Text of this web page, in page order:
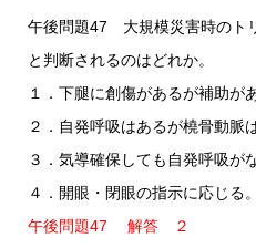
午後問題47 大規模災害時のト
と判断されるのはどれか。
１．下腿に創傷があるが補助が
２．自発呼吸はあるが橈骨動脈
３．気導確保しても自発呼吸が
４．開眼・閉眼の指示に応じる。
午後問題47 解答 ２